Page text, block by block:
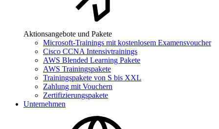
Aktionsangebote und Pakete
Microsoft-Trainings mit kostenlosem Examensvoucher
Cisco CCNA Intensivtrainings
AWS Blended Learning Pakete
AWS Trainingspakete
Trainingspakete von S bis XXL
Zahlung mit Vouchern
Zertifizierungspakete
Unternehmen